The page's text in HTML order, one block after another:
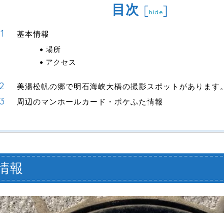
目次 [hide]
基本情報
場所
アクセス
美湯松帆の郷で明石海峡大橋の撮影スポットがあります。
周辺のマンホールカード・ポケふた情報
報